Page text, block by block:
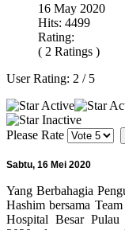
16 May 2020
Hits: 4499
Rating:
( 2 Ratings )
User Rating: 2 / 5
Please Rate
Sabtu, 16 Mei 2020
Yang Berbahagia
Hashim bersama
Hospital Besar Pulau